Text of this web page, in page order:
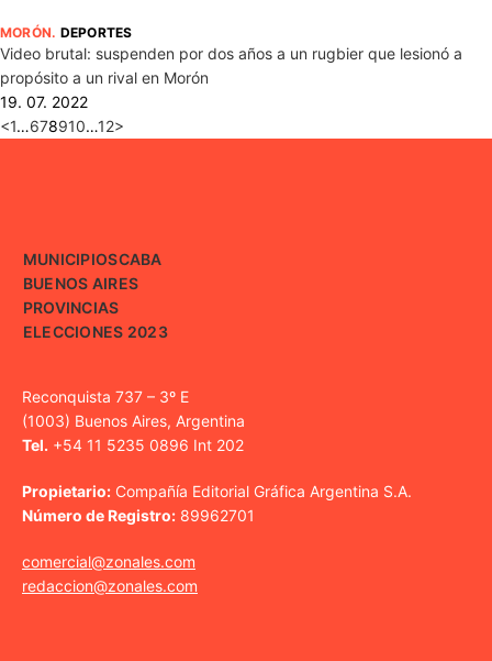
MORÓN. DEPORTES
Video brutal: suspenden por dos años a un rugbier que lesionó a
propósito a un rival en Morón
19. 07. 2022
<1…678910…12>
MUNICIPIOSCABA
BUENOS AIRES
PROVINCIAS
ELECCIONES 2023
Reconquista 737 – 3º E
(1003) Buenos Aires, Argentina
Tel. +54 11 5235 0896 Int 202
Propietario: Compañía Editorial Gráfica Argentina S.A.
Número de Registro: 89962701
comercial@zonales.com
redaccion@zonales.com